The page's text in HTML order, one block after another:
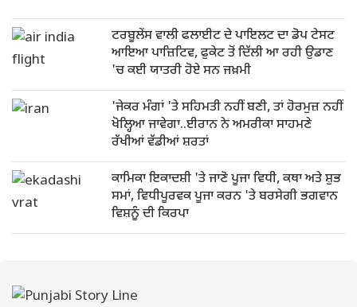
ਟਰਬੂਲੇਂਸ ਵਾਲੀ ਫਲਾਈਟ ਦੇ ਪਾਇਲਟ ਦਾ ਡੋਪ ਟੇਸਟ
ਆਇਆ ਪਾਜ਼ਿਟਿਵ, ਫੁਕੇਟ ਤੋਂ ਦਿੱਲੀ ਆ ਰਹੀ ਉਡਾਣ
'ਚ ਕਈ ਯਾਤਰੀ ਹੋਏ ਸਨ ਜਖ਼ਮੀ
'ਜੇਕਰ ਮੰਗਾਂ 'ਤੇ ਸਹਿਮਤੀ ਨਹੀਂ ਬਣੀ, ਤਾਂ ਹੋਰਮੁਜ਼ ਨਹੀਂ
ਖੋਲ੍ਹਿਆ ਜਾਵੇਗਾ..ਈਰਾਨ ਨੇ ਅਮਰੀਕਾ ਸਾਹਮਣੇ
ਰੱਖੀਆਂ ਵੱਡੀਆਂ ਸ਼ਰਤਾਂ
ਕਾਮਿਕਾ ਇਕਾਦਸ਼ੀ 'ਤੇ ਜਾਣੋ ਪੂਜਾ ਵਿਧੀ, ਕਥਾ ਅਤੇ ਸ਼ੁਭ
ਸਮਾਂ, ਵਿਧੀਪੂਰਵਕ ਪੂਜਾ ਕਰਨ 'ਤੇ ਬਰਸੇਗੀ ਭਗਵਾਨ
ਵਿਸ਼ਨੂੰ ਦੀ ਕਿਰਪਾ